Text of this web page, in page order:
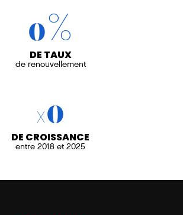
0%
DE TAUX
de renouvellement
x0
DE CROISSANCE
entre 2018 et 2025